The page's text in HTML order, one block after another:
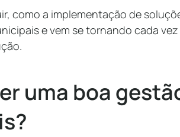
como a implementação de
e vem se tornando cada
uma boa